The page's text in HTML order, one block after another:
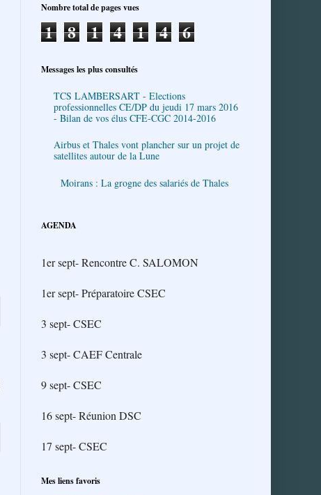
Nombre total de pages vues
1 8 1 4 1 4 6
Messages les plus consultés
TCS LAMBERSART - Elections
professionnelles CE/DP du jeudi 17 mars 2016
- Bilan de vos élus CFE-CGC 2014-2016
Airbus et Thales vont plancher sur un projet de
satellites autour de la Lune
Moirans : La grogne des salariés de Thales
AGENDA
1er sept- Rencontre C. SALOMON
1er sept- Préparatoire CSEC
3 sept- CSEC
3 sept- CAEF Centrale
9 sept- CSEC
16 sept- Réunion DSC
17 sept- CSEC
Mes liens favoris